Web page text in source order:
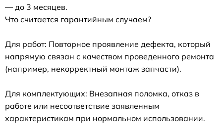
— до 3 месяцев.
Что считается гарантийным случаем?
Для работ: Повторное проявление дефекта, который
напрямую связан с качеством проведенного ремонта
(например, некорректный монтаж запчасти).
Для комплектующих: Внезапная поломка, отказ в
работе или несоответствие заявленным
характеристикам при нормальном использовании.